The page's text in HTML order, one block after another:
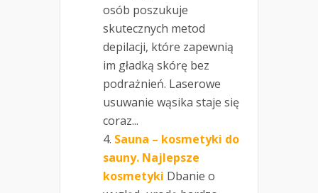
osób poszukuje
skutecznych metod
depilacji, które zapewnią
im gładką skórę bez
podrażnień. Laserowe
usuwanie wąsika staje się
coraz...
Sauna – kosmetyki do
sauny. Najlepsze
kosmetyki Dbanie o